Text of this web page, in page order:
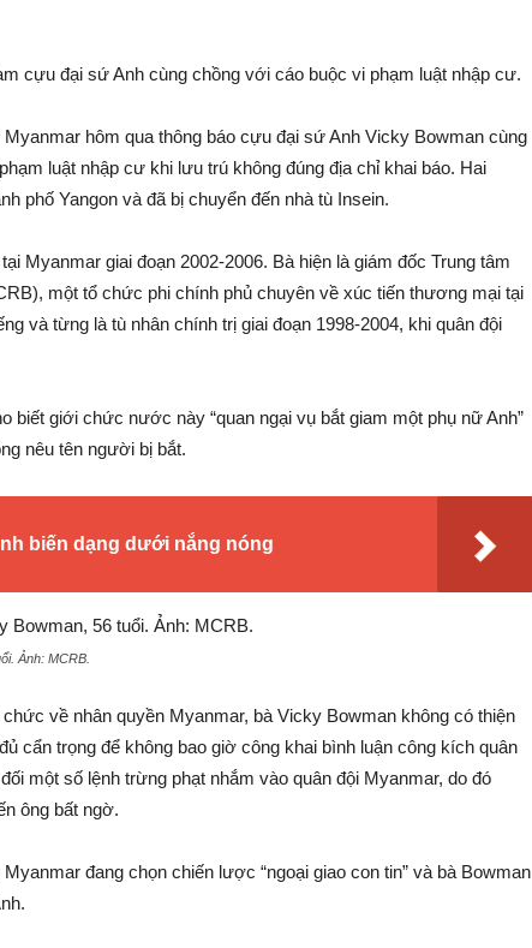
cựu đại sứ Anh cùng chồng với cáo buộc vi phạm luật nhập cư.
hôm qua thông báo cựu đại sứ Anh Vicky Bowman cùng
luật nhập cư khi lưu trú không đúng địa chỉ khai báo. Hai
phố Yangon và đã bị chuyển đến nhà tù Insein.
Myanmar giai đoạn 2002-2006. Bà hiện là giám đốc Trung tâm
một tổ chức phi chính phủ chuyên về xúc tiến thương mại tại
và từng là tù nhân chính trị giai đoạn 1998-2004, khi quân đội
biết giới chức nước này “quan ngại vụ bắt giam một phụ nữ Anh”
nêu tên người bị bắt.
biến dạng dưới nắng nóng
Ảnh: MCRB.
về nhân quyền Myanmar, bà Vicky Bowman không có thiện
cẩn trọng để không bao giờ công khai bình luận công kích quân
một số lệnh trừng phạt nhắm vào quân đội Myanmar, do đó
ông bất ngờ.
đang chọn chiến lược “ngoại giao con tin” và bà Bowman